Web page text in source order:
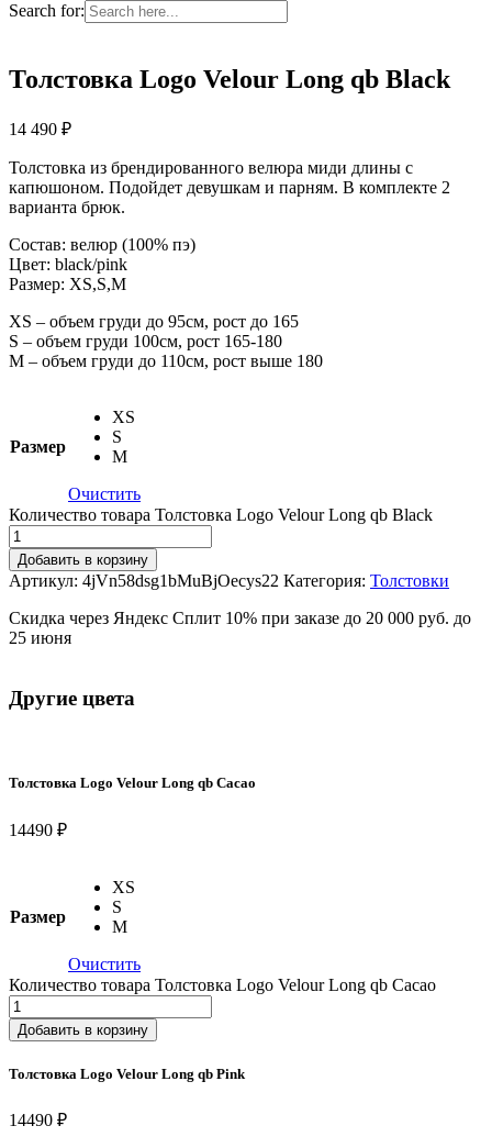
Search for:
Толстовка Logo Velour Long qb Black
14 490 ₽
Толстовка из брендированного велюра миди длины с
капюшоном. Подойдет девушкам и парням. В комплекте 2
варианта брюк.
Состав: велюр (100% пэ)
Цвет: black/pink
Размер: XS,S,M
XS – объем груди до 95см, рост до 165
S – объем груди 100см, рост 165-180
М – объем груди до 110см, рост выше 180
Размер
XS
S
M
Очистить
Количество товара Толстовка Logo Velour Long qb Black
Добавить в корзину
Артикул: 4jVn58dsg1bMuBjOecys22 Категория: Толстовки
Скидка через Яндекс Сплит 10% при заказе до 20 000 руб. до
25 июня
Другие цвета
Толстовка Logo Velour Long qb Cacao
14490 ₽
Размер
XS
S
M
Очистить
Количество товара Толстовка Logo Velour Long qb Cacao
Добавить в корзину
Толстовка Logo Velour Long qb Pink
14490 ₽